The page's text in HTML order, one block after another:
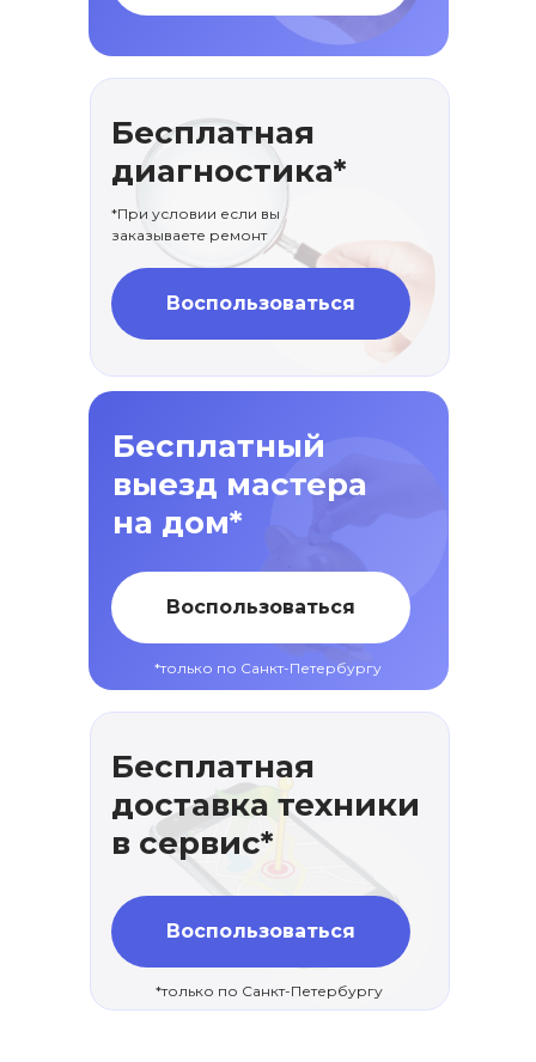
Бесплатная
диагностика*
Воспользоваться
*При условии если вы
заказываете ремонт
Воспользоваться
Бесплатный
выезд мастера
на дом*
*только по Санкт-Петербургу
Бесплатная
доставка техники
в сервис*
Воспользоваться
*только по Санкт-Петербургу